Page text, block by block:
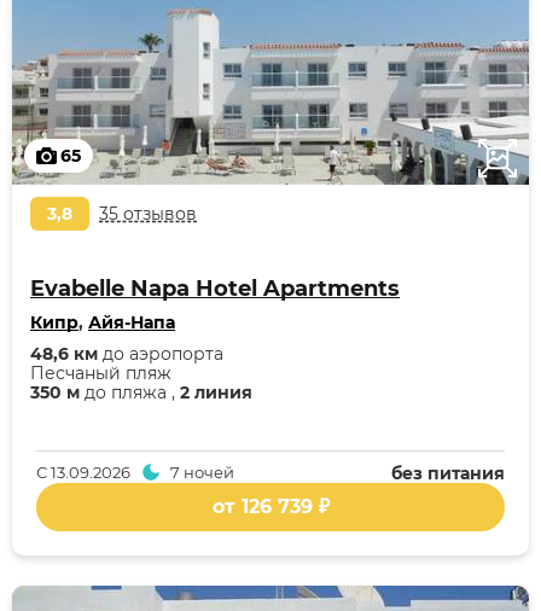
65
3,8 35 отзывов
Evabelle Napa Hotel Apartments
Кипр, Айя-Напа
350 м до пляжа , 2 линия
Песчаный пляж
48,6 км до аэропорта
без питания
С13.09.2026 7 ночей
от 126 739 ₽